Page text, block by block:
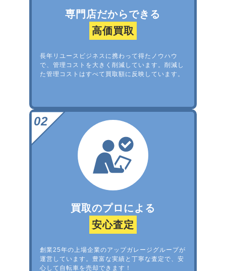
専門店だからできる
高価買取
長年リユースビジネスに携わって得たノウハウ
で、管理コストを大きく削減しています。削減し
た管理コストはすべて買取額に反映しています。
買取のプロによる
安心査定
創業25年の上場企業のアップガレージグループが
運営しています。豊富な実績と丁寧な査定で、安
心して自転車を売却できます！